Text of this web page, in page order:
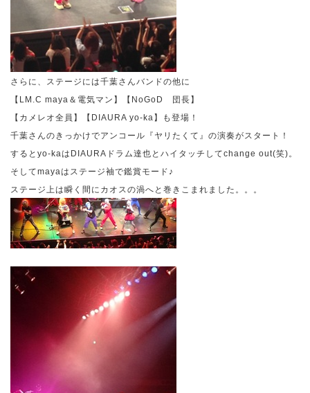
さらに、ステージには千葉さんバンドの他に
【 LM.C maya ＆電気マン】【 NoGoD
団長】
【カメレオ全員】【 DIAURA yo-ka 】も登場！
千葉さんのきっかけでアンコール『ヤリたくて』の演奏がスタート！
すると yo-kaは DIAURA ドラム達也とハイタッチしてchange out(笑) 。
そしてmayaはステージ袖で鑑賞モード♪
ステージ上は瞬く間にカオスの渦へと巻きこまれました。。。